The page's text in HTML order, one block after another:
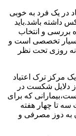
در یک فرد به خوبی
داشته باشد.باید
بررسی و انتخاب
بسیار تخصصی است و
روزی تحت نظر
مرکز ترک اعتیاد
از دلایل شکست در
که برای
سه تا چهار هفته
به دوز مصرفی و